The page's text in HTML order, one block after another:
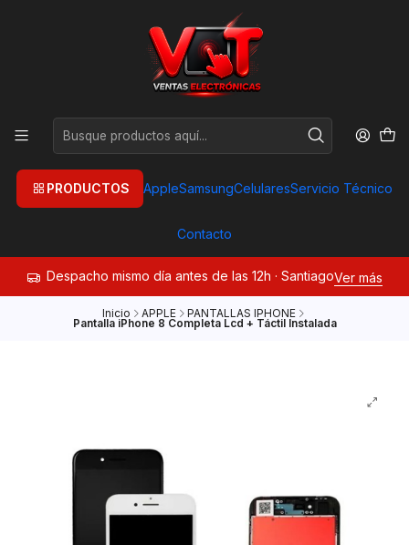
PRODUCTOS AppleSamsungCelularesServicio Técnico
Contacto
Despacho mismo día antes de las 12h · SantiagoVer más
Inicio APPLE PANTALLAS IPHONE
Pantalla iPhone 8 Completa Lcd + Táctil Instalada